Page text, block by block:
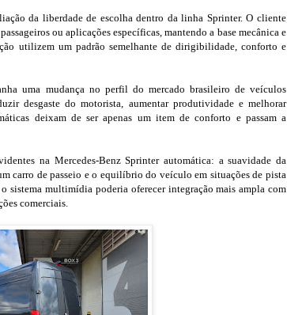
da liberdade de escolha dentro da linha Sprinter. O cliente
ou aplicações específicas, mantendo a base mecânica e
utilizem um padrão semelhante de dirigibilidade, conforto e
uma mudança no perfil do mercado brasileiro de veículos
desgaste do motorista, aumentar produtividade e melhorar
deixam de ser apenas um item de conforto e passam a
na Mercedes-Benz Sprinter automática: a suavidade da
carro de passeio e o equilíbrio do veículo em situações de pista
sistema multimídia poderia oferecer integração mais ampla com
comerciais.